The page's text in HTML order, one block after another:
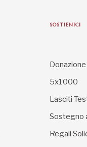
SOSTIENICI
Donazione
5x1000
Lasciti
Sostegno
Regali